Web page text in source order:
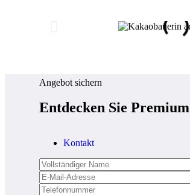
Angebot sichern
Entdecken Sie
Kontakt